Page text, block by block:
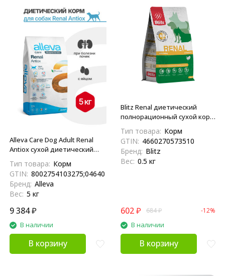
Alleva Care Dog Adult Renal
Antiox сухой диетический
почечной недостаточности
- 5 кг
Тип товара: Корм
GTIN: 8002754103275;04640413380298
Бренд: Alleva
Вес: 5 кг
9 384₽
В наличии
В корзину
Blitz Renal диетический
полнорационный сухой корм
хронической почечной
недостаточности - 500 г
Тип товара: Корм
GTIN: 4660270573510
Бренд: Blitz
Вес: 0.5 кг
602₽ 684₽ -12%
В наличии
В корзину